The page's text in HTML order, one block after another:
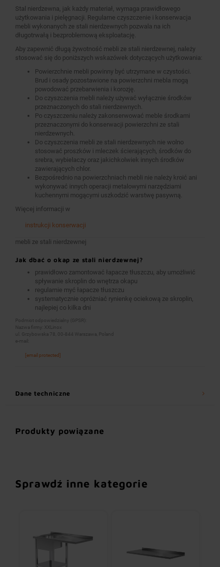
Stal nierdzewna, jak każdy materiał, wymaga prawidłowego
użytkowania i pielęgnacji. Regularne czyszczenie i konserwacja
mebli wykonanych ze stali nierdzewnych pozwala na ich
długotrwałą i bezproblemową eksploatację.
Aby zapewnić długą żywotność mebli ze stali nierdzewnej, należy
stosować się do poniższych wskazówek dotyczących użytkowania:
Powierzchnie mebli powinny być utrzymane w czystości.
Brud i osady pozostawione na powierzchni mebla mogą
powodować przebarwienia i korozję.
Do czyszczenia mebli należy używać wyłącznie środków
przeznaczonych do stali nierdzewnych.
Po czyszczeniu należy zakonserwować meble środkami
przeznaczonymi do konserwacji powierzchni ze stali
nierdzewnych.
Do czyszczenia mebli ze stali nierdzewnych nie wolno
stosować proszków i mleczek ścierających, środków do
srebra, wybielaczy oraz jakichkolwiek innych środków
zawierających chlor.
Bezpośrednio na powierzchniach mebli nie należy kroić ani
wykonywać innych operacji metalowymi narzędziami
kuchennymi mogącymi uszkodzić warstwę pasywną.
Więcej informacji w
instrukcji konserwacji
mebli ze stali nierdzewnej
Jak dbać o okap ze stali nierdzewnej?
prawidłowo zamontować łapacze tłuszczu, aby umożliwić
spływanie skroplin do wnętrza okapu
regularnie myć łapacze tłuszczu
systematycznie opróżniać rynienkę ociekową ze skroplin,
najlepiej co kilka dni
Podmiot odpowiedzialny (GPSR):
Nazwa firmy: XXLinox
ul. Grzybowska 78, 00-844 Warszawa, Poland
e-mail:
[email protected]
Dane techniczne
Produkty powiązane
Sprawdź inne kategorie